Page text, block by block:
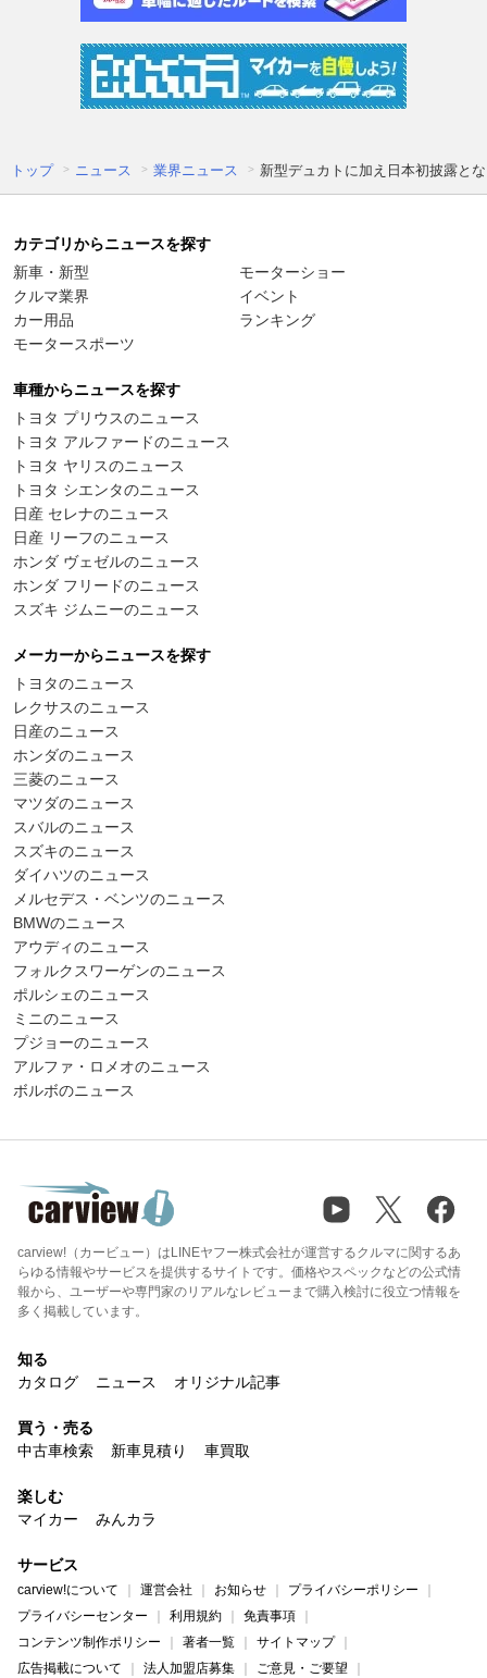
トップ ニュース 業界ニュース 新型デュカトに加え日本初披露と
カテゴリからニュースを探す
新車・新型
クルマ業界
カー用品
モータースポーツ
モーターショー
イベント
ランキング
車種からニュースを探す
トヨタ プリウスのニュース
トヨタ アルファードのニュース
トヨタ ヤリスのニュース
トヨタ シエンタのニュース
日産 セレナのニュース
日産 リーフのニュース
ホンダ ヴェゼルのニュース
ホンダ フリードのニュース
スズキ ジムニーのニュース
メーカーからニュースを探す
トヨタのニュース
レクサスのニュース
日産のニュース
ホンダのニュース
三菱のニュース
マツダのニュース
スバルのニュース
スズキのニュース
ダイハツのニュース
メルセデス・ベンツのニュース
BMWのニュース
アウディのニュース
フォルクスワーゲンのニュース
ポルシェのニュース
ミニのニュース
プジョーのニュース
アルファ・ロメオのニュース
ボルボのニュース
carview!（カービュー）はLINEヤフー株式会社が運営するクルマに関するあ
らゆる情報やサービスを提供するサイトです。価格やスペックなどの公式情
報から、ユーザーや専門家のリアルなレビューまで購入検討に役立つ情報を
多く掲載しています。
知る
カタログ
ニュース オリジナル記事
買う・売る
中古車検索
新車見積り 車買取
楽しむ
マイカー
みんカラ
サービス
carview!について 運営会社 お知らせ
プライバシーポリシー
プライバシーセンター
利用規約
免責事項
コンテンツ制作ポリシー
著者一覧
サイトマップ
広告掲載について
法人加盟店募集 ご意見・ご要望